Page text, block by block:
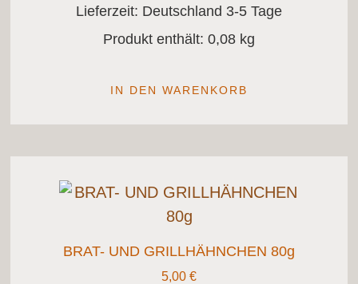
Lieferzeit: Deutschland 3-5 Tage
Produkt enthält: 0,08 kg
IN DEN WARENKORB
BRAT- UND GRILLHÄHNCHEN 80g
5,00 €